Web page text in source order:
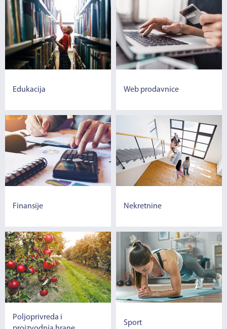
Edukacija Web prodavnice
Finansije Nekretnine
Poljoprivreda i
Sport